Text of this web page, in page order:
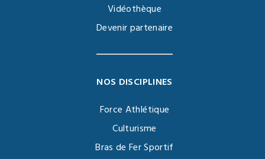
Vidéothèque
Devenir partenaire
NOS DISCIPLINES
Force Athlétique
Culturisme
Bras de Fer Sportif